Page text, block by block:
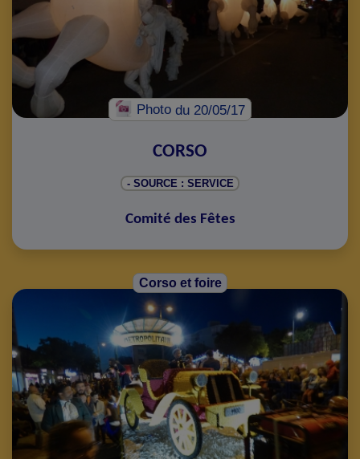
Photo du 20/05/17
CORSO
- SOURCE : SERVICE
Comité des Fêtes
Corso et foire